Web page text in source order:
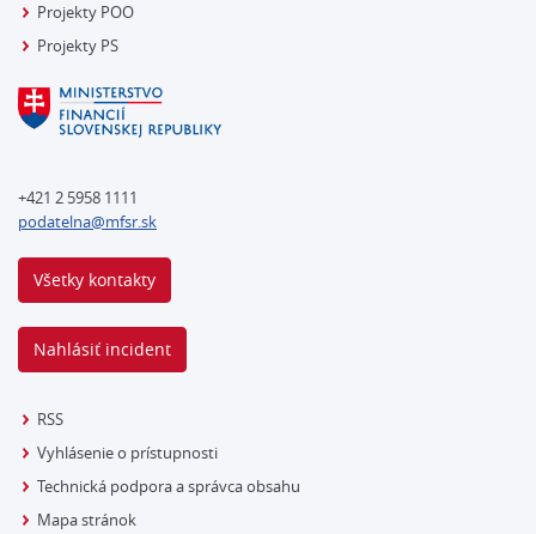
Projekty POO
Projekty PS
+421 2 5958 1111
podatelna@mfsr.sk
Všetky kontakty
Nahlásiť incident
RSS
Vyhlásenie o prístupnosti
Technická podpora a správca obsahu
Mapa stránok